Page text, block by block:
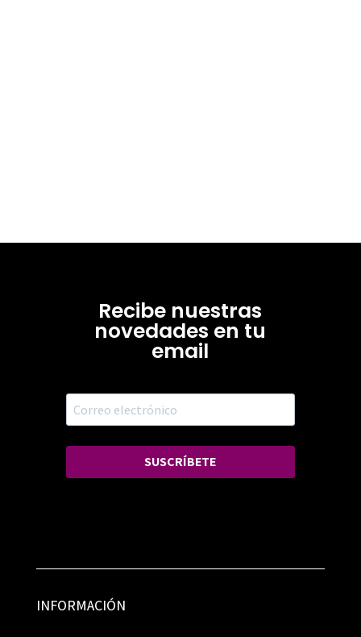
Recibe nuestras
novedades en tu
email
SUSCRÍBETE
INFORMACIÓN